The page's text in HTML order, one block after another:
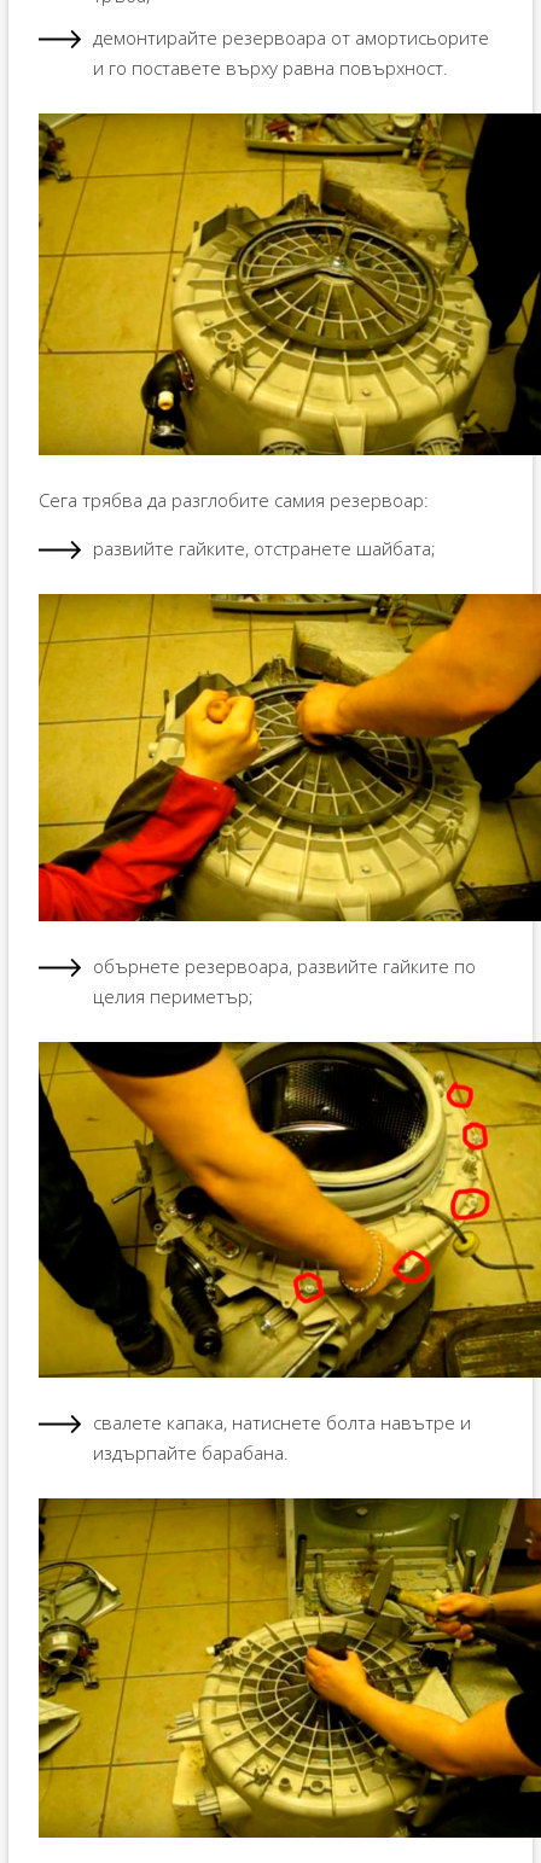
демонтирайте резервоара от амортисьорите
и го поставете върху равна повърхност.
Сега трябва да разглобите самия резервоар:
развийте гайките, отстранете шайбата;
обърнете резервоара, развийте гайките по
целия периметър;
свалете капака, натиснете болта навътре и
издърпайте барабана.